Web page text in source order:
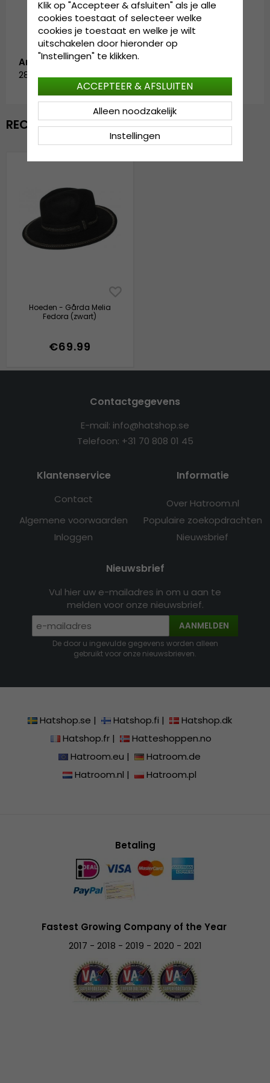
Artikelnummer:
2875.black-3
RECENTELIJK BEKEKEN
Hoeden - Gårda Melia
Fedora (zwart)
€69.99
Contactgegevens
E-mail: info@hatshop.se
Telefoon: +31 70 808 01 45
Klantenservice
Contact
Algemene voorwaarden
Inloggen
Informatie
Over Hatroom.nl
Populaire zoekopdrachten
Nieuwsbrief
Nieuwsbrief
Vul hier uw e-mailadres in om u aan te
melden voor onze nieuwsbrief.
AANMELDEN
De door u ingevulde gegevens worden alleen
gebruikt voor onze nieuwsbrieven.
Hatshop.se | Hatshop.fi |
Hatshop.dk
Hatshop.fr|
Hatteshoppen.no
Hatroom.eu |
Hatroom.de
Hatroom.nl | Hatroom.pl
Betaling
Fastest Growing Company of the Year
2017 - 2018 - 2019 - 2020 - 2021
Klik op "Accepteer & afsluiten" als je alle
cookies toestaat of selecteer welke
cookies je toestaat en welke je wilt
uitschakelen door hieronder op
"Instellingen" te klikken.
Instellingen
Alleen noodzakelijk
ACCEPTEER & AFSLUITEN